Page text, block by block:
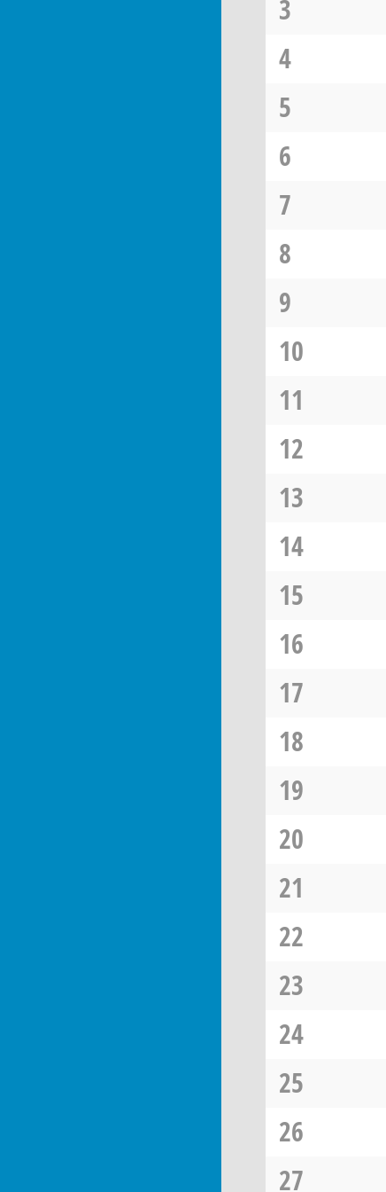
3
4
5
6
7
8
9
10
11
12
13
14
15
16
17
18
19
20
21
22
23
24
25
26
27